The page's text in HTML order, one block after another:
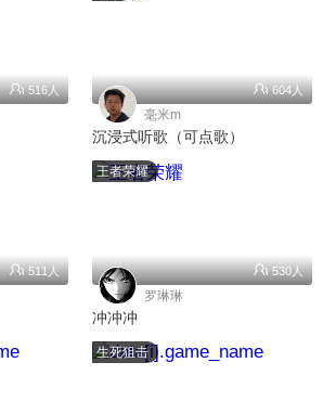
516人 604人
毫米m
沉浸式听歌（可点歌）
511人
王者荣耀
530人
罗琳琳
冲冲冲
生死狙击